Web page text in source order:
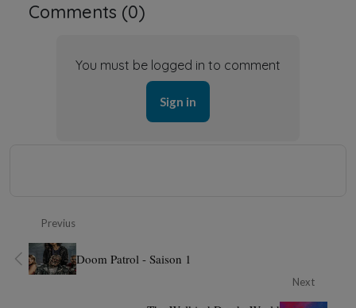
Comments (0)
You must be logged in to comment
Sign in
Previus
Doom Patrol - Saison 1
Next